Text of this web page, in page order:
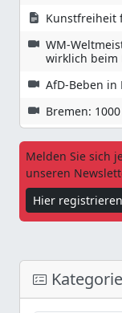
Kunstfreiheit
WM-
wirklich beim
AfD-Beben in
Bremen:
Melden Sie sich
unseren
Hier registrieren